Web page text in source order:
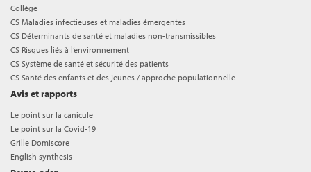
Collège
CS Maladies infectieuses et maladies émergentes
CS Déterminants de santé et maladies non-transmissibles
CS Risques liés à l’environnement
CS Système de santé et sécurité des patients
CS Santé des enfants et des jeunes / approche populationnelle
Avis et rapports
Le point sur la canicule
Le point sur la Covid-19
Grille Domiscore
English synthesis